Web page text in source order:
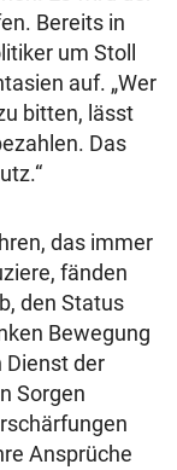
Bereits in
um Stoll
auf. „Wer
bitten, lässt
Das
das immer
fänden
den Status
Bewegung
Dienst der
Sorgen
Ansprüche